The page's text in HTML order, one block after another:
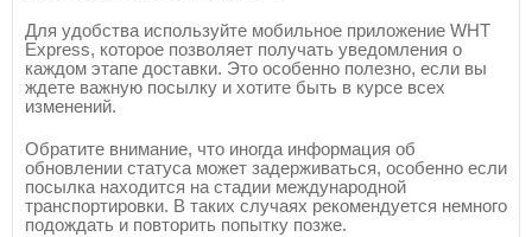
Для удобства используйте мобильное приложение WHT
Express, которое позволяет получать уведомления о
каждом этапе доставки. Это особенно полезно, если вы
ждете важную посылку и хотите быть в курсе всех
изменений.
Обратите внимание, что иногда информация об
обновлении статуса может задерживаться, особенно если
посылка находится на стадии международной
транспортировки. В таких случаях рекомендуется немного
подождать и повторить попытку позже.